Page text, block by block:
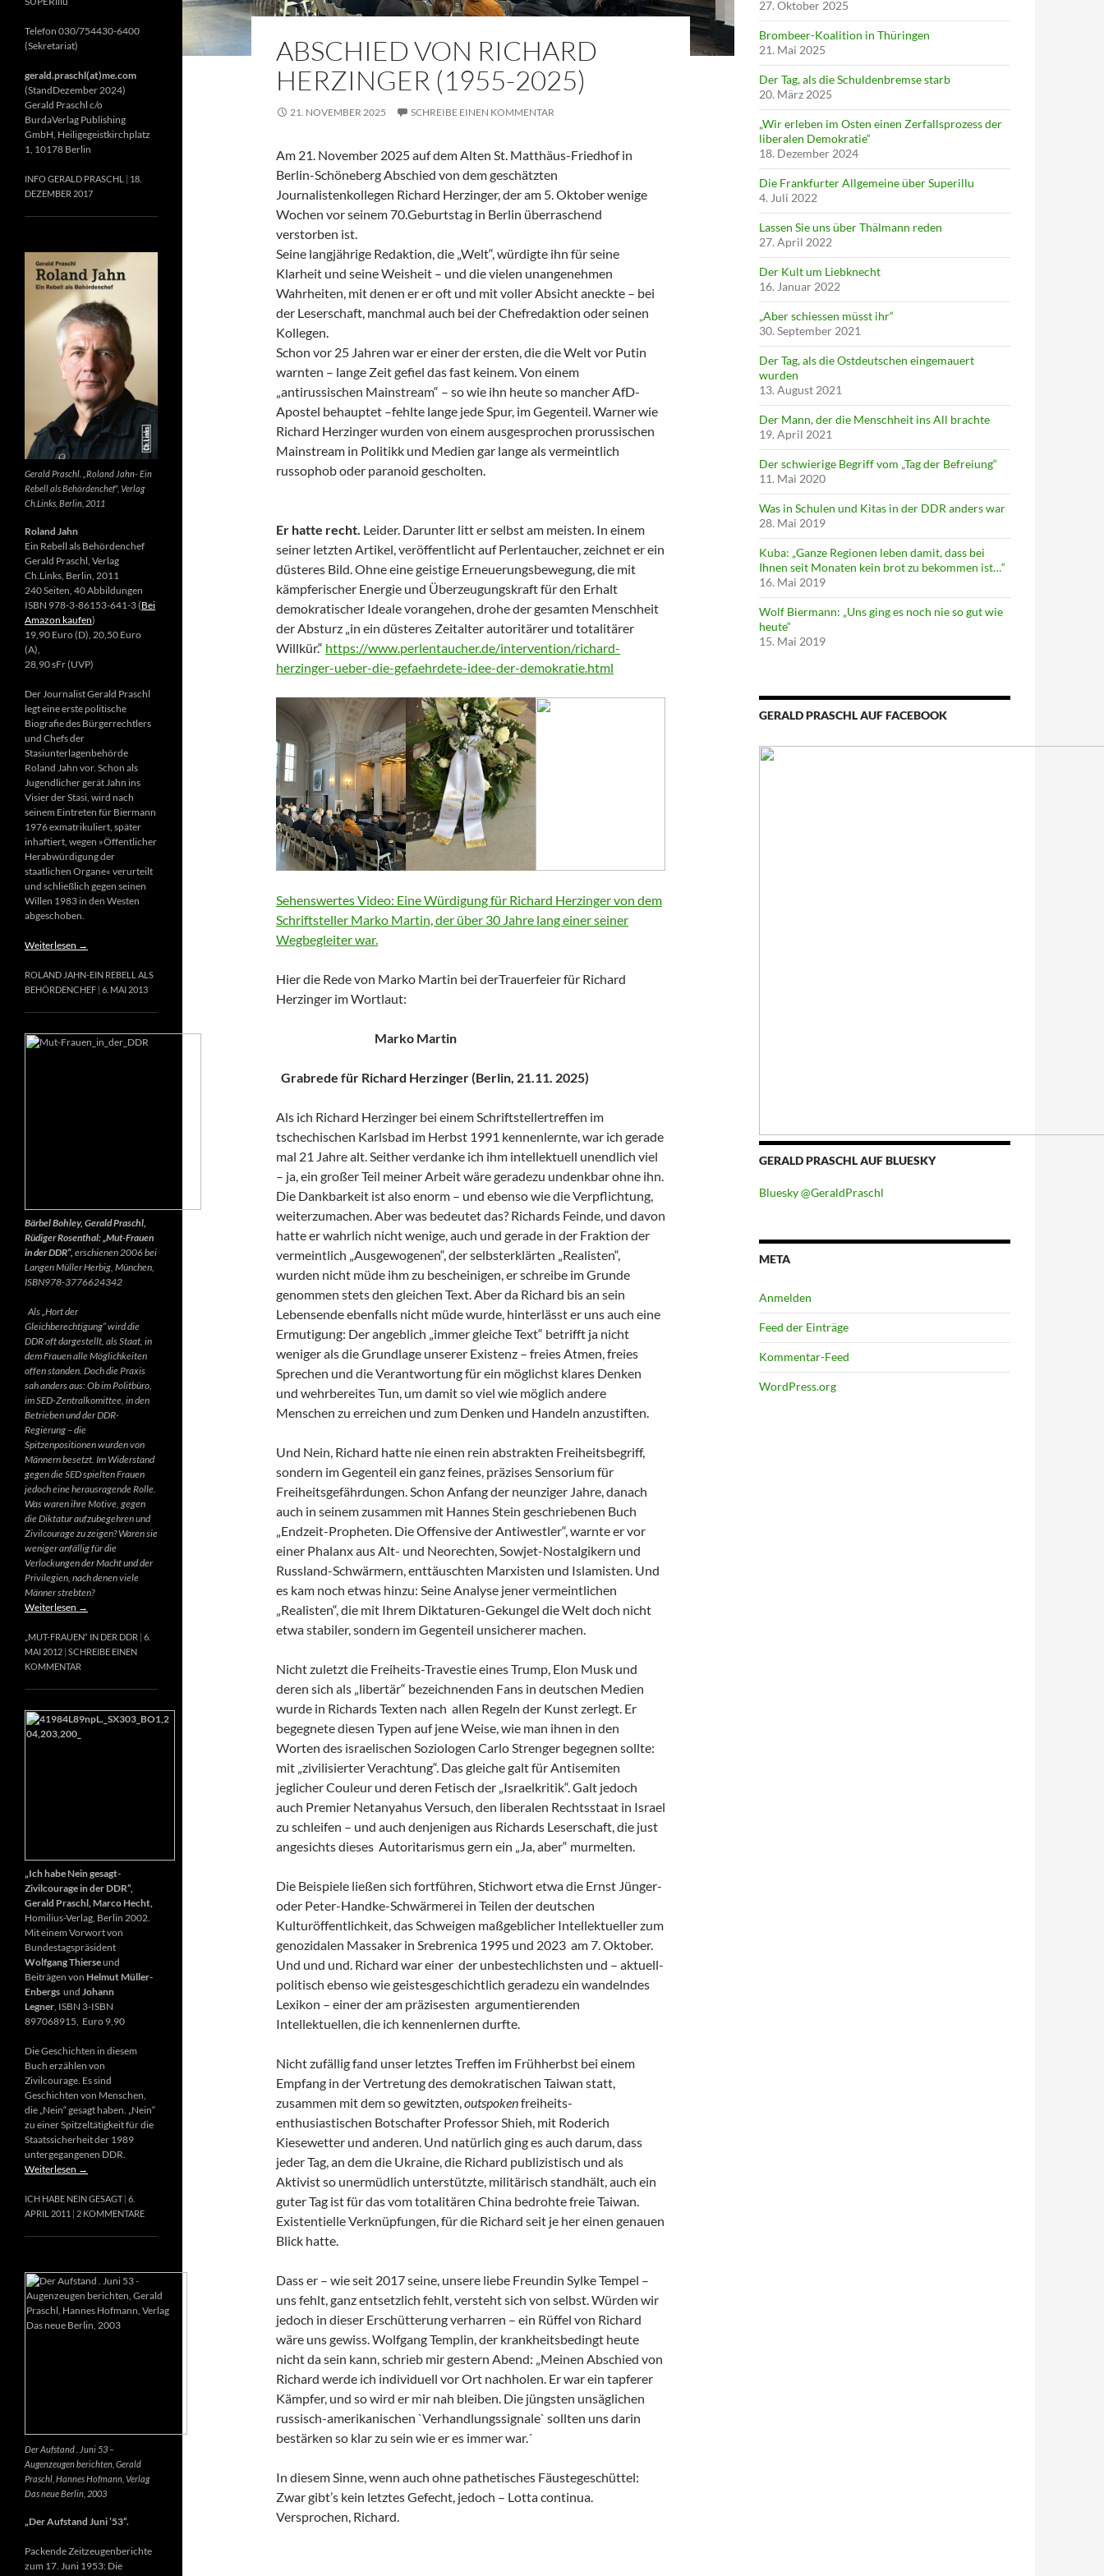
ABSCHIED VON RICHARD
HERZINGER (1955-2025)
21. NOVEMBER 2025 SCHREIBE EINEN KOMMENTAR
Am 21. November 2025 auf dem Alten St. Matthäus-Friedhof in
Berlin-Schöneberg Abschied von dem geschätzten
Journalistenkollegen Richard Herzinger, der am 5. Oktober wenige
Wochen vor seinem 70.Geburtstag in Berlin überraschend
verstorben ist.
Seine langjährige Redaktion, die „Welt“, würdigte ihn für seine
Klarheit und seine Weisheit – und die vielen unangenehmen
Wahrheiten, mit denen er er oft und mit voller Absicht aneckte – bei
der Leserschaft, manchmal auch bei der Chefredaktion oder seinen
Kollegen.
Schon vor 25 Jahren war er einer der ersten, die die Welt vor Putin
warnten – lange Zeit gefiel das fast keinem. Von einem
„antirussischen Mainstream“ – so wie ihn heute so mancher AfD-
Apostel behauptet –fehlte lange jede Spur, im Gegenteil. Warner wie
Richard Herzinger wurden von einem ausgesprochen prorussischen
Mainstream in Politikk und Medien gar lange als vermeintlich
russophob oder paranoid gescholten.
Er hatte recht. Leider. Darunter litt er selbst am meisten. In einem
seiner letzten Artikel, veröffentlicht auf Perlentaucher, zeichnet er ein
düsteres Bild. Ohne eine geistige Erneuerungsbewegung, die mit
kämpferischer Energie und Überzeugungskraft für den Erhalt
demokratischer Ideale vorangehen, drohe der gesamten Menschheit
der Absturz „in ein düsteres Zeitalter autoritärer und totalitärer
Willkür.“ https://www.perlentaucher.de/intervention/richard-
herzinger-ueber-die-gefaehrdete-idee-der-demokratie.html
Sehenswertes Video: Eine Würdigung für Richard Herzinger von dem
Schriftsteller Marko Martin, der über 30 Jahre lang einer seiner
Wegbegleiter war.
Hier die Rede von Marko Martin bei derTrauerfeier für Richard
Herzinger im Wortlaut:
Marko Martin
Grabrede für Richard Herzinger (Berlin, 21.11. 2025)
Als ich Richard Herzinger bei einem Schriftstellertreffen im
tschechischen Karlsbad im Herbst 1991 kennenlernte, war ich gerade
mal 21 Jahre alt. Seither verdanke ich ihm intellektuell unendlich viel
– ja, ein großer Teil meiner Arbeit wäre geradezu undenkbar ohne ihn.
Die Dankbarkeit ist also enorm – und ebenso wie die Verpflichtung,
weiterzumachen. Aber was bedeutet das? Richards Feinde, und davon
hatte er wahrlich nicht wenige, auch und gerade in der Fraktion der
vermeintlich „Ausgewogenen“, der selbsterklärten „Realisten“,
wurden nicht müde ihm zu bescheinigen, er schreibe im Grunde
genommen stets den gleichen Text. Aber da Richard bis an sein
Lebensende ebenfalls nicht müde wurde, hinterlässt er uns auch eine
Ermutigung: Der angeblich „immer gleiche Text“ betrifft ja nicht
weniger als die Grundlage unserer Existenz – freies Atmen, freies
Sprechen und die Verantwortung für ein möglichst klares Denken
und wehrbereites Tun, um damit so viel wie möglich andere
Menschen zu erreichen und zum Denken und Handeln anzustiften.
Und Nein, Richard hatte nie einen rein abstrakten Freiheitsbegriff,
sondern im Gegenteil ein ganz feines, präzises Sensorium für
Freiheitsgefährdungen. Schon Anfang der neunziger Jahre, danach
auch in seinem zusammen mit Hannes Stein geschriebenen Buch
„Endzeit-Propheten. Die Offensive der Antiwestler“, warnte er vor
einer Phalanx aus Alt- und Neorechten, Sowjet-Nostalgikern und
Russland-Schwärmern, enttäuschten Marxisten und Islamisten. Und
es kam noch etwas hinzu: Seine Analyse jener vermeintlichen
„Realisten“, die mit Ihrem Diktaturen-Gekungel die Welt doch nicht
etwa stabiler, sondern im Gegenteil unsicherer machen.
Nicht zuletzt die Freiheits-Travestie eines Trump, Elon Musk und
deren sich als „libertär“ bezeichnenden Fans in deutschen Medien
wurde in Richards Texten nach allen Regeln der Kunst zerlegt. Er
begegnete diesen Typen auf jene Weise, wie man ihnen in den
Worten des israelischen Soziologen Carlo Strenger begegnen sollte:
mit „zivilisierter Verachtung“. Das gleiche galt für Antisemiten
jeglicher Couleur und deren Fetisch der „Israelkritik“. Galt jedoch
auch Premier Netanyahus Versuch, den liberalen Rechtsstaat in Israel
zu schleifen – und auch denjenigen aus Richards Leserschaft, die just
angesichts dieses Autoritarismus gern ein „Ja, aber“ murmelten.
Die Beispiele ließen sich fortführen, Stichwort etwa die Ernst Jünger-
oder Peter-Handke-Schwärmerei in Teilen der deutschen
Kulturöffentlichkeit, das Schweigen maßgeblicher Intellektueller zum
genozidalen Massaker in Srebrenica 1995 und 2023 am 7. Oktober.
Und und und. Richard war einer der unbestechlichsten und – aktuell-
politisch ebenso wie geistesgeschichtlich geradezu ein wandelndes
Lexikon – einer der am präzisesten argumentierenden
Intellektuellen, die ich kennenlernen durfte.
Nicht zufällig fand unser letztes Treffen im Frühherbst bei einem
Empfang in der Vertretung des demokratischen Taiwan statt,
zusammen mit dem so gewitzten, outspokenfreiheits-
enthusiastischen Botschafter Professor Shieh, mit Roderich
Kiesewetter und anderen. Und natürlich ging es auch darum, dass
jeder Tag, an dem die Ukraine, die Richard publizistisch und als
Aktivist so unermüdlich unterstützte, militärisch standhält, auch ein
guter Tag ist für das vom totalitären China bedrohte freie Taiwan.
Existentielle Verknüpfungen, für die Richard seit je her einen genauen
Blick hatte.
Dass er – wie seit 2017 seine, unsere liebe Freundin Sylke Tempel –
uns fehlt, ganz entsetzlich fehlt, versteht sich von selbst. Würden wir
jedoch in dieser Erschütterung verharren – ein Rüffel von Richard
wäre uns gewiss. Wolfgang Templin, der krankheitsbedingt heute
nicht da sein kann, schrieb mir gestern Abend: „Meinen Abschied von
Richard werde ich individuell vor Ort nachholen. Er war ein tapferer
Kämpfer, und so wird er mir nah bleiben. Die jüngsten unsäglichen
russisch-amerikanischen `Verhandlungssignale` sollten uns darin
bestärken so klar zu sein wie er es immer war.´
In diesem Sinne, wenn auch ohne pathetisches Fäustegeschüttel:
Zwar gibt’s kein letztes Gefecht, jedoch – Lotta continua.
Versprochen, Richard.
27. Oktober 2025
Brombeer-Koalition in Thüringen
21. Mai 2025
Der Tag, als die Schuldenbremse starb
20. März 2025
„Wir erleben im Osten einen Zerfallsprozess der
liberalen Demokratie“
18. Dezember 2024
Die Frankfurter Allgemeine über Superillu
4. Juli 2022
Lassen Sie uns über Thälmann reden
27. April 2022
Der Kult um Liebknecht
16. Januar 2022
„Aber schiessen müsst ihr“
30. September 2021
Der Tag, als die Ostdeutschen eingemauert
wurden
13. August 2021
Der Mann, der die Menschheit ins All brachte
19. April 2021
Der schwierige Begriff vom „Tag der Befreiung“
11. Mai 2020
Was in Schulen und Kitas in der DDR anders war
28. Mai 2019
Kuba: „Ganze Regionen leben damit, dass bei
Ihnen seit Monaten kein brot zu bekommen ist…“
16. Mai 2019
Wolf Biermann: „Uns ging es noch nie so gut wie
heute“
15. Mai 2019
GERALD PRASCHL AUF FACEBOOK
GERALD PRASCHL AUF BLUESKY
Bluesky @GeraldPraschl
META
Anmelden
Feed der Einträge
Kommentar-Feed
WordPress.org
Telefon 030/754430-6400
(Sekretariat)
gerald.praschl(at)me.com
(StandDezember 2024)
Gerald Praschl c/o
BurdaVerlag Publishing
GmbH, Heiligegeistkirchplatz
1, 10178 Berlin
INFO GERALD PRASCHL
18.
DEZEMBER 2017
Gerald Praschl. „Roland Jahn- Ein
Rebell als Behördenchef“, Verlag
Ch.Links, Berlin, 2011
Roland Jahn
Ein Rebell als Behördenchef
Gerald Praschl, Verlag
Ch.Links, Berlin, 2011
240 Seiten, 40 Abbildungen
ISBN 978-3-86153-641-3 (Bei
Amazon kaufen)
19,90 Euro (D), 20,50 Euro
(A),
28,90 sFr (UVP)
Der Journalist Gerald Praschl
legt eine erste politische
Biografie des Bürgerrechtlers
und Chefs der
Stasiunterlagenbehörde
Roland Jahn vor. Schon als
Jugendlicher gerät Jahn ins
Visier der Stasi, wird nach
seinem Eintreten für Biermann
1976 exmatrikuliert, später
inhaftiert, wegen »Öffentlicher
Herabwürdigung der
staatlichen Organe« verurteilt
und schließlich gegen seinen
Willen 1983 in den Westen
abgeschoben.
Weiterlesen →
ROLAND JAHN-EIN REBELL ALS
BEHÖRDENCHEF 6. MAI 2013
Bärbel Bohley, Gerald Praschl,
Rüdiger Rosenthal: „Mut-Frauen
in der DDR“, erschienen 2006 bei
Langen Müller Herbig, München,
ISBN978-3776624342
Als „Hort der
Gleichberechtigung“ wird die
DDR oft dargestellt, als Staat, in
dem Frauen alle Möglichkeiten
offen standen. Doch die Praxis
sah anders aus: Ob im Politbüro,
im SED-Zentralkomittee, in den
Betrieben und der DDR-
Regierung – die
Spitzenpositionen wurden von
Männern besetzt. Im Widerstand
gegen die SED spielten Frauen
jedoch eine herausragende Rolle.
Was waren ihre Motive, gegen
die Diktatur aufzubegehren und
Zivilcourage zu zeigen? Waren sie
weniger anfällig für die
Verlockungen der Macht und der
Privilegien, nach denen viele
Männer strebten?
Weiterlesen →
„MUT-FRAUEN“ IN DER DDR 6.
MAI 2012 SCHREIBE EINEN
KOMMENTAR
„Ich habe Nein gesagt-
Zivilcourage in der DDR“,
Gerald Praschl, Marco Hecht,
Homilius-Verlag, Berlin 2002.
Mit einem Vorwort von
Bundestagspräsident
Wolfgang Thierseund
Beiträgen von Helmut Müller-
Enbergs und Johann
Legner , ISBN 3-ISBN
897068915, Euro 9,90
Die Geschichten in diesem
Buch erzählen von
Zivilcourage. Es sind
Geschichten von Menschen,
die „Nein“ gesagt haben. „Nein“
zu einer Spitzeltätigkeit für die
Staatssicherheit der 1989
untergegangenen DDR.
Weiterlesen →
ICH HABE NEIN GESAGT 6.
APRIL 2011
2 KOMMENTARE
Der Aufstand . Juni 53 –
Augenzeugen berichten, Gerald
Praschl, Hannes Hofmann, Verlag
Das neue Berlin, 2003
„Der Aufstand Juni ’53“.
Packende Zeitzeugenberichte
zum 17. Juni 1953: Die